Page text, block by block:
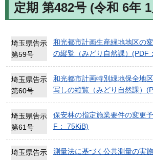
定期 第482号 (令和 6年
埼玉県告示
第59号
和光都市計画生産緑地地区の
の縦覧（みどり自然課）(PDF
埼玉県告示
第60号
和光都市計画特別緑地保全地
写しの縦覧（みどり自然課）
埼玉県告示
第61号
保安林の指定施業要件の変更
F： 75KiB)
埼玉県告示
測量法に基づく公共測量の実